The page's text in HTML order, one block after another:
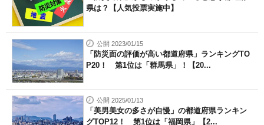
県は？【人気投票実施中】
公開 2023/01/15
「防災面の評価が高い都道府県」ランキングTO
P20！ 第1位は「群馬県」！【20...
公開 2025/01/13
「美男美女の多さが自慢」の都道府県ランキン
グTOP12！ 第1位は「福岡県」【2...